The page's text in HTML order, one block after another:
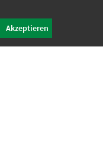
Akzeptieren